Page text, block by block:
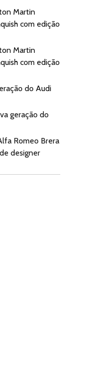
Martin
com edição
Martin
com edição
do Audi
geração do
Romeo Brera
designer